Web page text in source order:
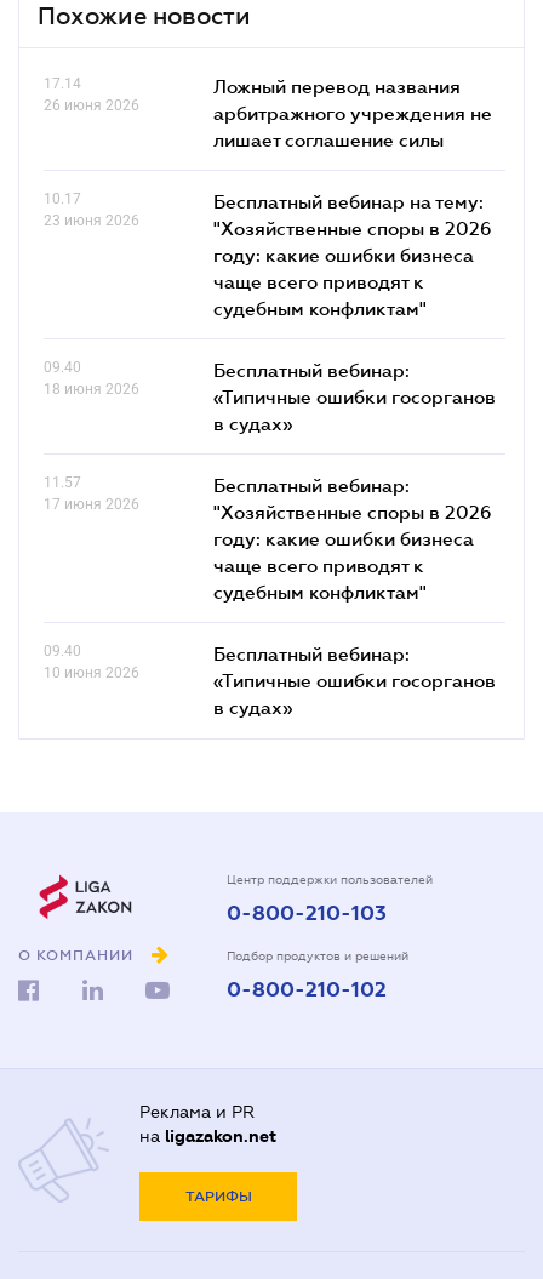
Похожие новости
17.14
26 июня 2026
Ложный перевод названия
арбитражного учреждения не
лишает соглашение силы
10.17
23 июня 2026
Бесплатный вебинар на тему:
"Хозяйственные споры в 2026
году: какие ошибки бизнеса
чаще всего приводят к
судебным конфликтам"
09.40
18 июня 2026
Бесплатный вебинар:
«Типичные ошибки госорганов
в судах»
11.57
17 июня 2026
Бесплатный вебинар:
"Хозяйственные споры в 2026
году: какие ошибки бизнеса
чаще всего приводят к
судебным конфликтам"
09.40
10 июня 2026
Бесплатный вебинар:
«Типичные ошибки госорганов
в судах»
О КОМПАНИИ
Центр поддержки пользователей
0-800-210-103
Подбор продуктов и решений
0-800-210-102
Реклама и PR
на ligazakon.net
ТАРИФЫ